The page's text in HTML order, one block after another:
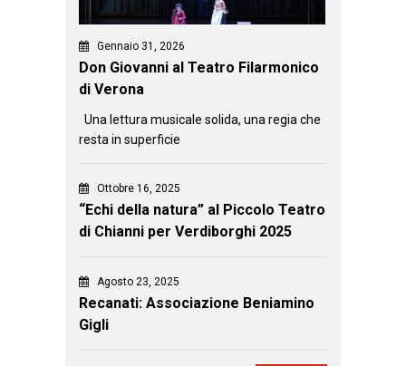
Gennaio 31, 2026
Don Giovanni al Teatro Filarmonico
di Verona
Una lettura musicale solida, una regia che
resta in superficie
Ottobre 16, 2025
“Echi della natura” al Piccolo Teatro
di Chianni per Verdiborghi 2025
Agosto 23, 2025
Recanati: Associazione Beniamino
Gigli